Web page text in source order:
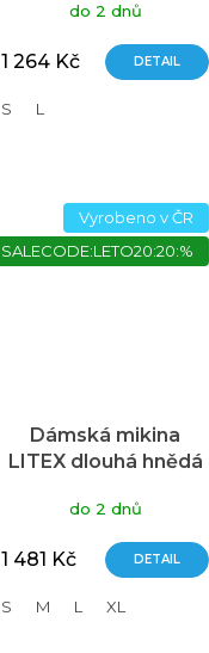
do 2 dnů
1 264 Kč DETAIL
S L
Vyrobeno v ČR
SALECODE:LETO20:20:%
Dámská mikina
LITEX dlouhá hnědá
do 2 dnů
1 481 Kč DETAIL
S M L XL